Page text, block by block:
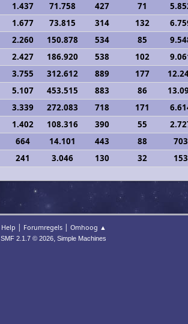
1.437 71.758 427 71
1.677 73.815 314 132
2.260 150.878 534 85
2.427 186.920 538 102
3.755 312.612 889 177
5.107 453.515 883 86
3.339 272.083 718 171
1.402 108.316 390 55
664 14.101 443 88
241 3.046 130 32
Help | Forumregels| Omhoog ▲
SMF 2.1.7 © 2026, Simple Machines